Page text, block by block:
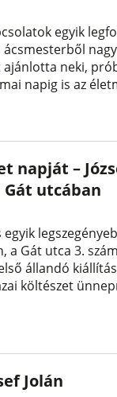
egyik
ajánlotta neki,
napig is az
napját –
utcában
a Gát utca 3.
állandó
költészet
Jolán